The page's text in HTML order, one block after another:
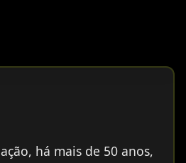
há mais de 50 anos,